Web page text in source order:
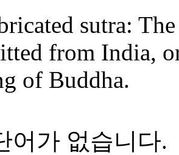
sutra:
from India,
of Buddha.
어가 없습니다.